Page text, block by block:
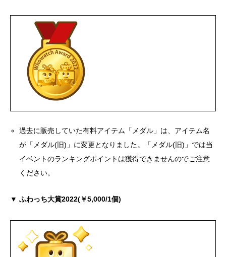
過去に販売していた有料アイテム「メダル」は、アイテム名
が「メダル(旧)」に変更となりました。「メダル(旧)」では当
イベントのランキングポイントは獲得できませんのでご注意
ください。
▼ ふわっち大賞2022(￥5,000/1個)